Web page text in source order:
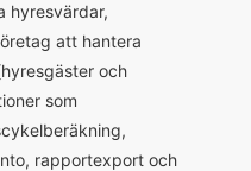
hyresvärdar,
att hantera
och
som
rapportexport och